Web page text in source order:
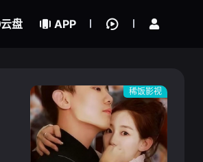
云盘 APP
稀饭影视